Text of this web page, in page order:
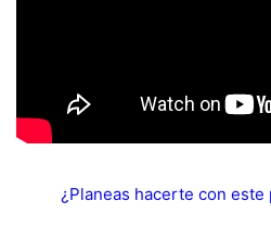
¿Planeas hacerte con este